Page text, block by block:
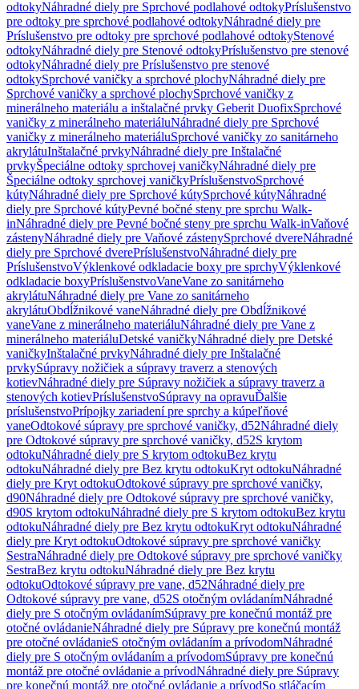
odtokyNáhradné diely pre Sprchové podlahové odtokyPríslušenstvo
pre odtoky pre sprchové podlahové odtokyNáhradné diely pre
Príslušenstvo pre odtoky pre sprchové podlahové odtokyStenové
odtokyNáhradné diely pre Stenové odtokyPríslušenstvo pre stenové
odtokyNáhradné diely pre Príslušenstvo pre stenové
odtokySprchové vaničky a sprchové plochyNáhradné diely pre
Sprchové vaničky a sprchové plochySprchové vaničky z
minerálneho materiálu a inštalačné prvky Geberit DuofixSprchové
vaničky z minerálneho materiáluNáhradné diely pre Sprchové
vaničky z minerálneho materiáluSprchové vaničky zo sanitárneho
akrylátuInštalačné prvkyNáhradné diely pre Inštalačné
prvkyŠpeciálne odtoky sprchovej vaničkyNáhradné diely pre
Špeciálne odtoky sprchovej vaničkyPríslušenstvoSprchové
kútyNáhradné diely pre Sprchové kútySprchové kútyNáhradné
diely pre Sprchové kútyPevné bočné steny pre sprchu Walk-
inNáhradné diely pre Pevné bočné steny pre sprchu Walk-inVaňové
zástenyNáhradné diely pre Vaňové zástenySprchové dvereNáhradné
diely pre Sprchové dverePríslušenstvoNáhradné diely pre
PríslušenstvoVýklenkové odkladacie boxy pre sprchyVýklenkové
odkladacie boxyPríslušenstvoVaneVane zo sanitárneho
akrylátuNáhradné diely pre Vane zo sanitárneho
akrylátuObdĺžnikové vaneNáhradné diely pre Obdĺžnikové
vaneVane z minerálneho materiáluNáhradné diely pre Vane z
minerálneho materiáluDetské vaničkyNáhradné diely pre Detské
vaničkyInštalačné prvkyNáhradné diely pre Inštalačné
prvkySúpravy nožičiek a súpravy traverz a stenových
kotievNáhradné diely pre Súpravy nožičiek a súpravy traverz a
stenových kotievPríslušenstvoSúpravy na opravuĎalšie
príslušenstvoPrípojky zariadení pre sprchy a kúpeľňové
vaneOdtokové súpravy pre sprchové vaničky, d52Náhradné diely
pre Odtokové súpravy pre sprchové vaničky, d52S krytom
odtokuNáhradné diely pre S krytom odtokuBez krytu
odtokuNáhradné diely pre Bez krytu odtokuKryt odtokuNáhradné
diely pre Kryt odtokuOdtokové súpravy pre sprchové vaničky,
d90Náhradné diely pre Odtokové súpravy pre sprchové vaničky,
d90S krytom odtokuNáhradné diely pre S krytom odtokuBez krytu
odtokuNáhradné diely pre Bez krytu odtokuKryt odtokuNáhradné
diely pre Kryt odtokuOdtokové súpravy pre sprchové vaničky
SestraNáhradné diely pre Odtokové súpravy pre sprchové vaničky
SestraBez krytu odtokuNáhradné diely pre Bez krytu
odtokuOdtokové súpravy pre vane, d52Náhradné diely pre
Odtokové súpravy pre vane, d52S otočným ovládanímNáhradné
diely pre S otočným ovládanímSúpravy pre konečnú montáž pre
otočné ovládanieNáhradné diely pre Súpravy pre konečnú montáž
pre otočné ovládanieS otočným ovládaním a prívodomNáhradné
diely pre S otočným ovládaním a prívodomSúpravy pre konečnú
montáž pre otočné ovládanie a prívodNáhradné diely pre Súpravy
pre konečnú montáž pre otočné ovládanie a prívodSo stláčacím